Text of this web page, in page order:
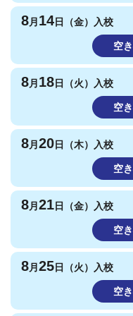
8月 14日（金）入校
空
8月 18日（火）入校
空
8月 20日（木）入校
空
8月 21日（金）入校
空
8月 25日（火）入校
空